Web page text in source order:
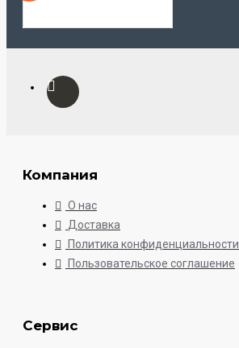
Компания
О нас
Доставка
Политика конфиденциальности
Пользовательское соглашение
Сервис